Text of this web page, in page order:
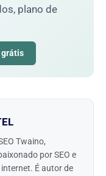
plano de
grátis
Twaino,
por SEO e
É autor de